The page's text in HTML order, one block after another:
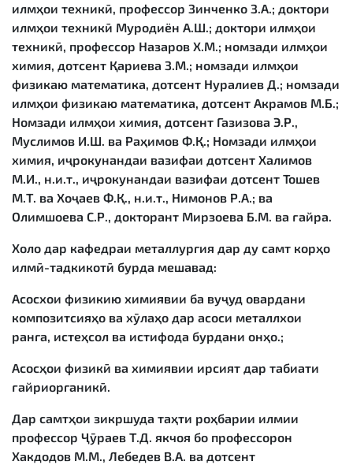
илмҳои техникӣ, профессор Зинченко З.А.; доктори
илмҳои техникӣ Муродиён А.Ш.; доктори илмҳои
техникӣ, профессор Назаров Х.М.; номзади илмҳои
химия, дотсент Қариева З.М.; номзади илмҳои
физикаю математика, дотсент Нуралиев Д.; номзади
илмҳои физикаю математика, дотсент Акрамов М.Б.;
Номзади илмҳои химия, дотсент Газизова Э.Р.,
Муслимов И.Ш. ва Раҳимов Ф.Қ.; Номзади илмҳои
химия, иҷрокунандаи вазифаи дотсент Халимов
М.И., н.и.т., иҷрокунандаи вазифаи дотсент Тошев
М.Т. ва Хоҷаев Ф.Қ., н.и.т., Нимонов Р.А.; ва
Олимшоева С.Р., докторант Мирзоева Б.М. ва ғайра.
Холо дар кафедраи металлургия дар ду самт корҳо
илмӣ-тадкикотӣ бурда мешавад:
Асосхои физикию химиявии ба вуҷуд овардани
композитсияҳо ва хӯлаҳо дар асоси металлхои
ранга, истеҳсол ва истифода бурдани онҳо.;
Асосҳои физикӣ ва химиявии ирсият дар табиати
ғайриорганикӣ.
Дар самтҳои зикршуда таҳти роҳбарии илмии
профессор Ҷӯраев Т.Д. якчоя бо профессорон
Хакдодов М.М., Лебедев В.А. ва дотсент